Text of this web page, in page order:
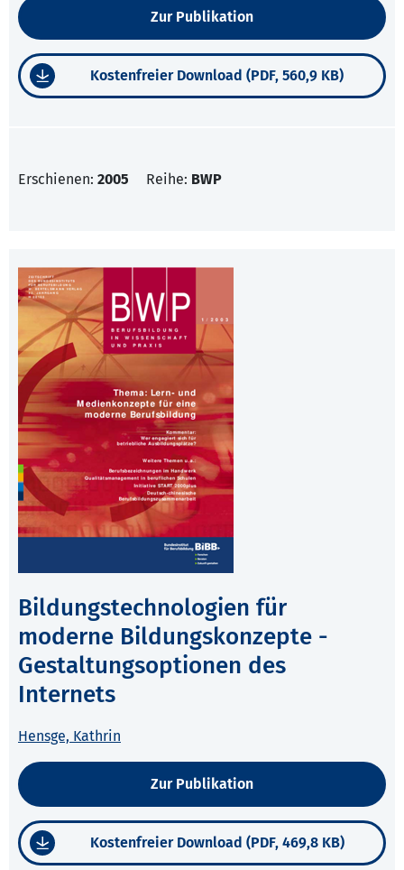
Zur Publikation
Kostenfreier Download (PDF, 560,9 KB)
Erschienen: 2005 Reihe: BWP
Bildungstechnologien für
moderne Bildungskonzepte -
Gestaltungsoptionen des
Internets
Hensge, Kathrin
Zur Publikation
Kostenfreier Download (PDF, 469,8 KB)